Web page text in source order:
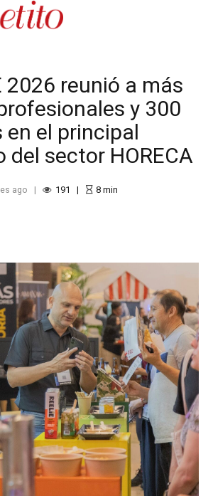
2026 reunió a más
y 300
en el principal
del sector HORECA
ago 191 8min